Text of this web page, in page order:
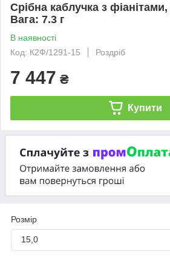
Срібна каблучка з
Вага: 7.3 г
В наявності
Код: К2Ф/1291-15
Роздріб
7 447 ₴
Купити
Розмір
15,0